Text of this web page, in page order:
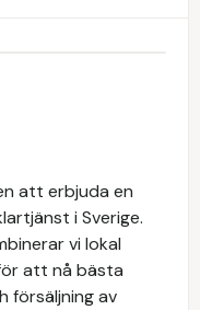
att erbjuda en
i Sverige.
vi lokal
att nå bästa
försäljning av